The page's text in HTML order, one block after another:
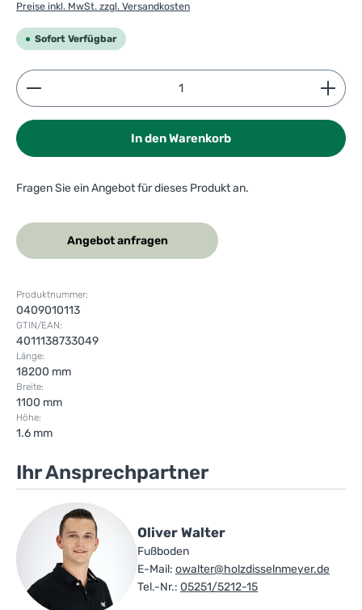
Preise inkl. MwSt. zzgl. Versandkosten
Sofort Verfügbar
Produkt Anzahl: Gib den gewünschten Wert ein
In den Warenkorb
Fragen Sie ein Angebot für dieses Produkt an.
Angebot anfragen
Produktnummer:
0409010113
GTIN/EAN:
4011138733049
Länge:
18200 mm
Breite:
1100 mm
Höhe:
1.6 mm
Ihr Ansprechpartner
Oliver Walter
Fußboden
E-Mail: owalter@holzdisselnmeyer.de
Tel.-Nr.: 05251/5212-15